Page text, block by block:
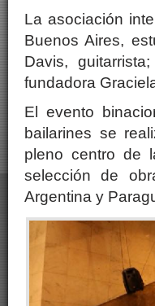
La asociación
Buenos Aires,
Davis,
fundadora
El evento
bailarines se
pleno centro de
selección de
Argentina y